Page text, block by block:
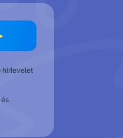
hírlevelet